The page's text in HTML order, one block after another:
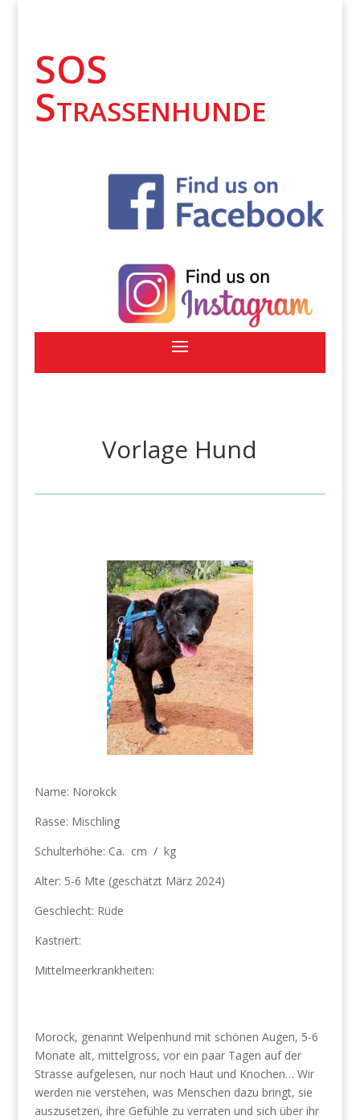
SOS
Strassenhunde
Vorlage Hund
Name: Norokck
Rasse: Mischling
Schulterhöhe: Ca. cm / kg
Alter: 5-6 Mte (geschätzt März 2024)
Geschlecht: Rüde
Kastriert:
Mittelmeerkrankheiten:
Morock, genannt Welpenhund mit schönen Augen, 5-6
Monate alt, mittelgross, vor ein paar Tagen auf der
Strasse aufgelesen, nur noch Haut und Knochen… Wir
werden nie verstehen, was Menschen dazu bringt, sie
auszusetzen, ihre Gefühle zu verraten und sich über ihr